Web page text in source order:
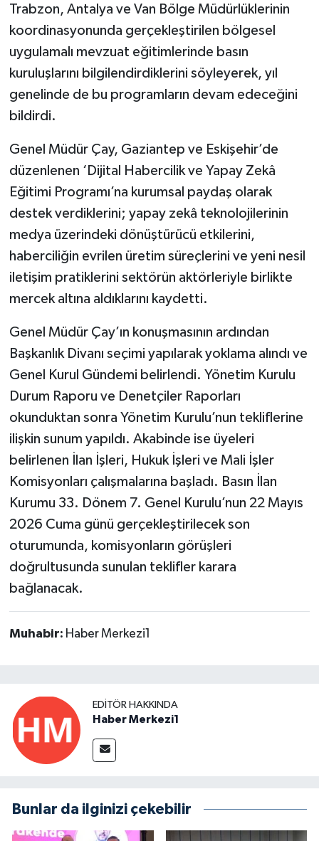
Trabzon, Antalya ve Van Bölge Müdürlüklerinin
koordinasyonunda gerçekleştirilen bölgesel
uygulamalı mevzuat eğitimlerinde basın
kuruluşlarını bilgilendirdiklerini söyleyerek, yıl
genelinde de bu programların devam edeceğini
bildirdi.
Genel Müdür Çay, Gaziantep ve Eskişehir’de
düzenlenen ‘Dijital Habercilik ve Yapay Zekâ
Eğitimi Programı’na kurumsal paydaş olarak
destek verdiklerini; yapay zekâ teknolojilerinin
medya üzerindeki dönüştürücü etkilerini,
haberciliğin evrilen üretim süreçlerini ve yeni nesil
iletişim pratiklerini sektörün aktörleriyle birlikte
mercek altına aldıklarını kaydetti.
Genel Müdür Çay’ın konuşmasının ardından
Başkanlık Divanı seçimi yapılarak yoklama alındı ve
Genel Kurul Gündemi belirlendi. Yönetim Kurulu
Durum Raporu ve Denetçiler Raporları
okunduktan sonra Yönetim Kurulu’nun tekliflerine
ilişkin sunum yapıldı. Akabinde ise üyeleri
belirlenen İlan İşleri, Hukuk İşleri ve Mali İşler
Komisyonları çalışmalarına başladı. Basın İlan
Kurumu 33. Dönem 7. Genel Kurulu’nun 22 Mayıs
2026 Cuma günü gerçekleştirilecek son
oturumunda, komisyonların görüşleri
doğrultusunda sunulan teklifler karara
bağlanacak.
Muhabir: Haber Merkezi1
EDITÖR HAKKINDA
Haber Merkezi1
Bunlar da ilginizi çekebilir